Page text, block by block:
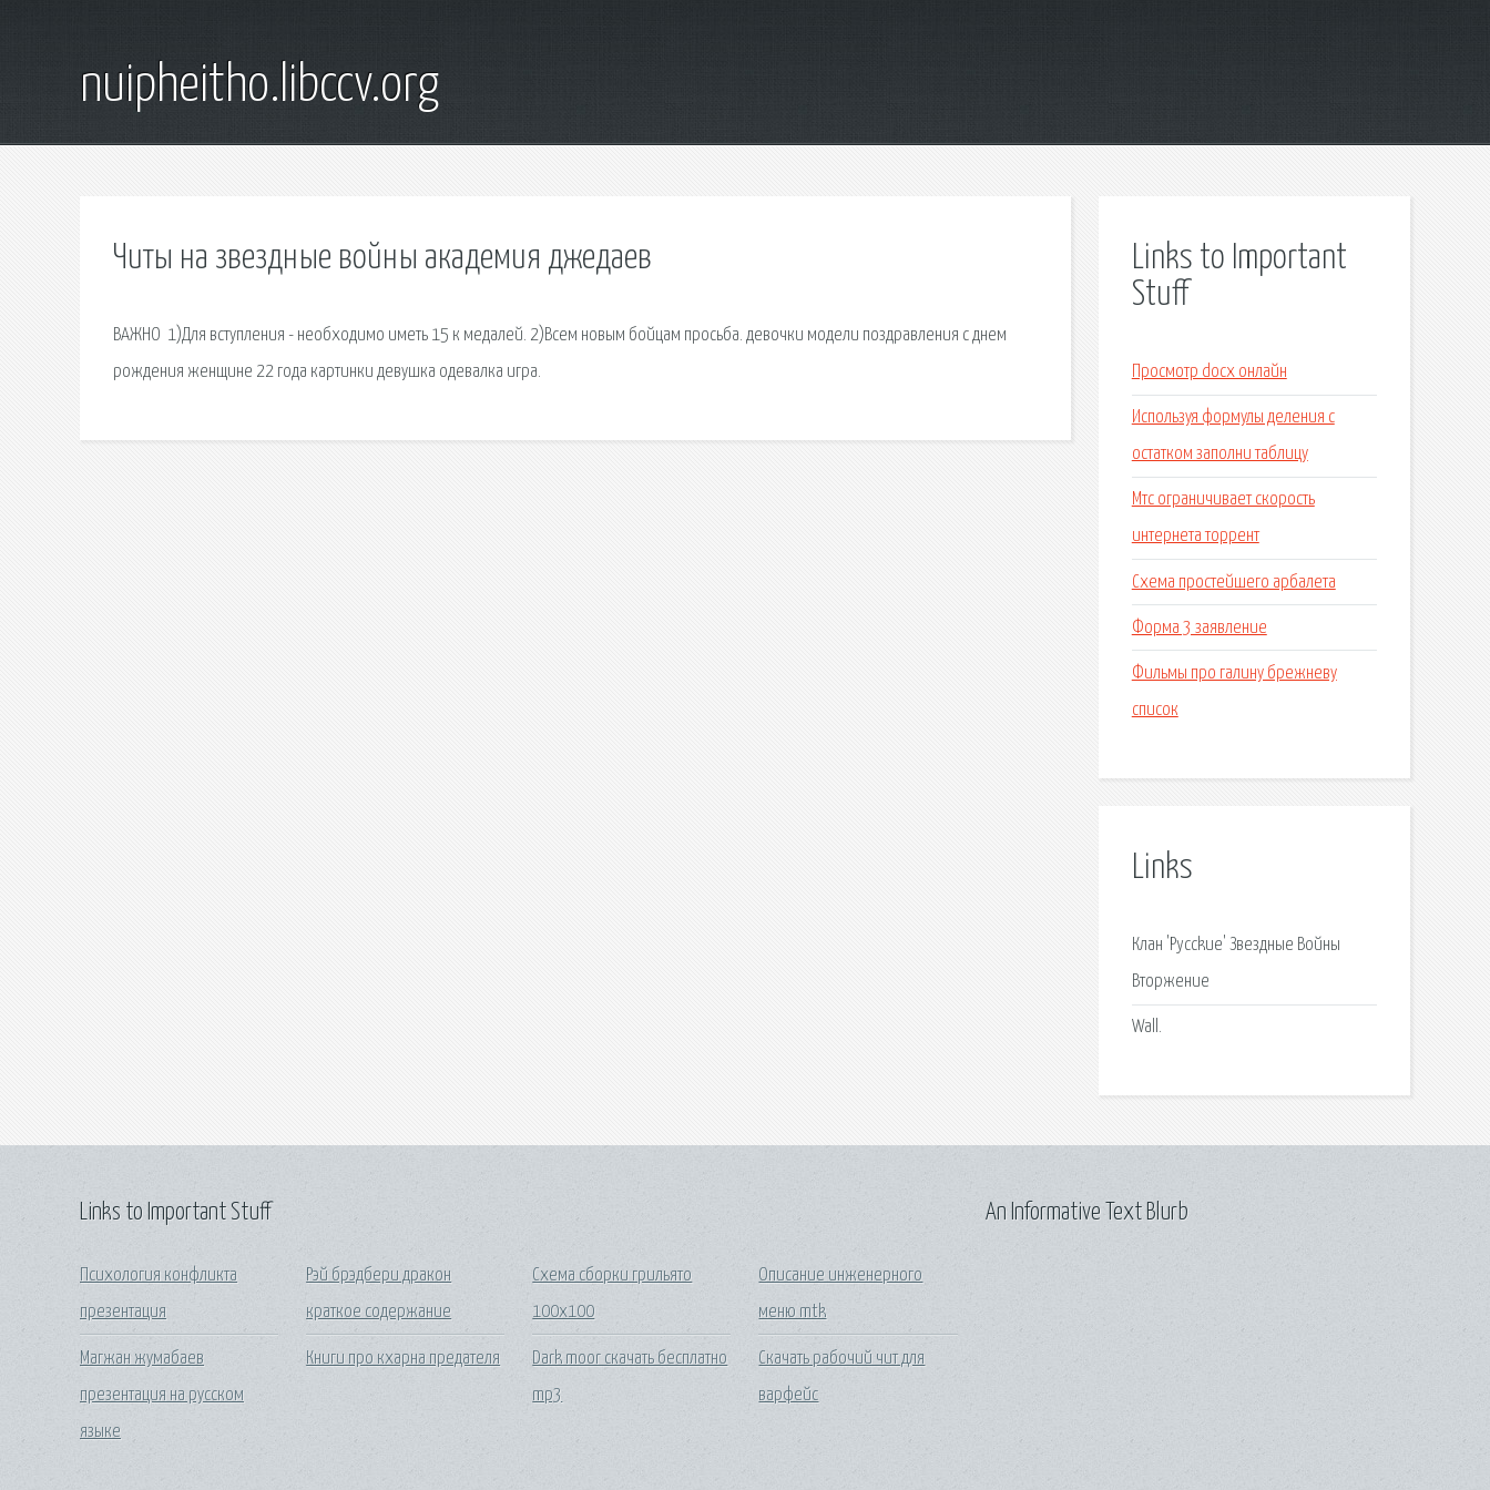
nuipheitho.libccv.org
Читы на звездные войны академия джедаев
️ВАЖНО ️ 1)Для вступления - необходимо иметь 15 к медалей. 2)Всем новым бойцам просьба. девочки модели поздравления с днем
рождения женщине 22 года картинки девушка одевалка игра.
Links to Important
Stuff
Просмотр docx онлайн
Используя формулы деления с
остатком заполни таблицу
Мтс ограничивает скорость
интернета торрент
Схема простейшего арбалета
Форма 3 заявление
Фильмы про галину брежневу
список
Links
Клан 'Pycckue' Звездные Войны
Вторжение
Wall.
Links to Important Stuff
Психология конфликта
презентация
Магжан жумабаев
презентация на русском
языке
Рэй брэдбери дракон
краткое содержание
Книги про кхарна предателя
Схема сборки грильято
100х100
Dark moor скачать бесплатно
mp3
Описание инженерного
меню mtk
Скачать рабочий чит для
варфейс
An Informative Text Blurb